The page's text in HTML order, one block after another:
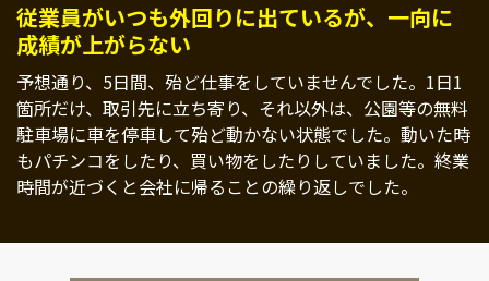
従業員がいつも外回りに出ているが、一向に
成績が上がらない
予想通り、5日間、殆ど仕事をしていませんでした。1日1
箇所だけ、取引先に立ち寄り、それ以外は、公園等の無料
駐車場に車を停車して殆ど動かない状態でした。動いた時
もパチンコをしたり、買い物をしたりしていました。終業
時間が近づくと会社に帰ることの繰り返しでした。